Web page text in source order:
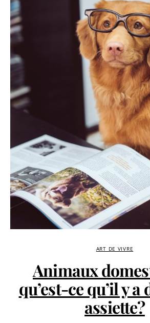
ART DE VIVRE
Animaux
qu’est-ce qu’il y
assiette?